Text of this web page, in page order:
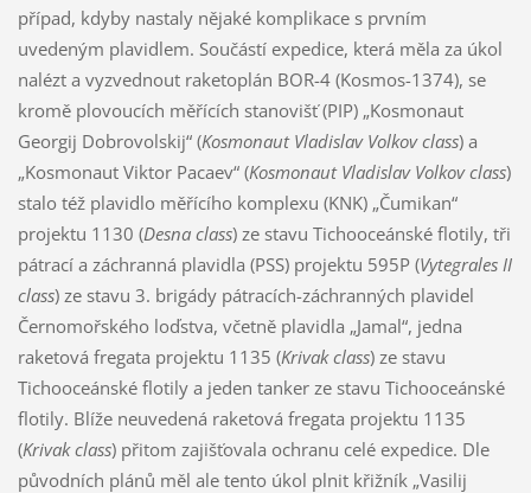
případ, kdyby nastaly nějaké komplikace s prvním
uvedeným plavidlem. Součástí expedice, která měla za úkol
nalézt a vyzvednout raketoplán BOR-4 (Kosmos-1374), se
kromě plovoucích měřících stanovišť (PIP) „Kosmonaut
Georgij Dobrovolskij“ (Kosmonaut Vladislav Volkov class) a
„Kosmonaut Viktor Pacaev“ (Kosmonaut Vladislav Volkov class)
stalo též plavidlo měřícího komplexu (KNK) „Čumikan“
projektu 1130 (Desna class) ze stavu Tichooceánské flotily, tři
pátrací a záchranná plavidla (PSS) projektu 595P (Vytegrales II
class) ze stavu 3. brigády pátracích-záchranných plavidel
Černomořského loďstva, včetně plavidla „Jamal“, jedna
raketová fregata projektu 1135 (Krivak class) ze stavu
Tichooceánské flotily a jeden tanker ze stavu Tichooceánské
flotily. Blíže neuvedená raketová fregata projektu 1135
(Krivak class) přitom zajišťovala ochranu celé expedice. Dle
původních plánů měl ale tento úkol plnit křižník „Vasilij